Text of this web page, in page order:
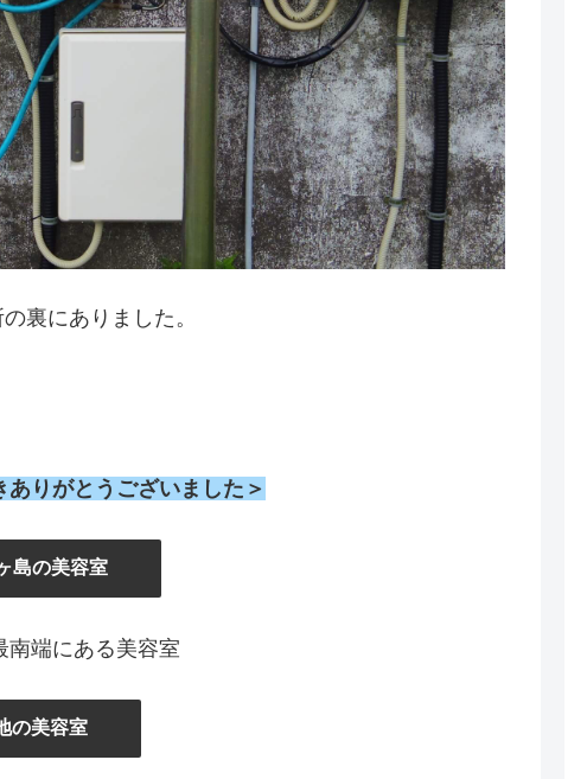
裏にありました。
ありがとうございました＞
島の美容室
南端にある美容室
の美容室